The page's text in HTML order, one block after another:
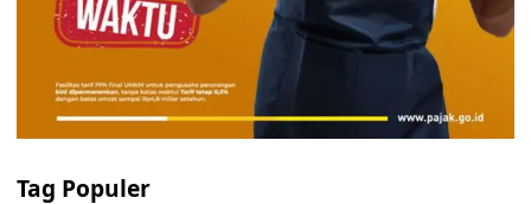
Tag Populer